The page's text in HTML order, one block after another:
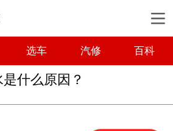
选车 汽修 百科
什么原因？